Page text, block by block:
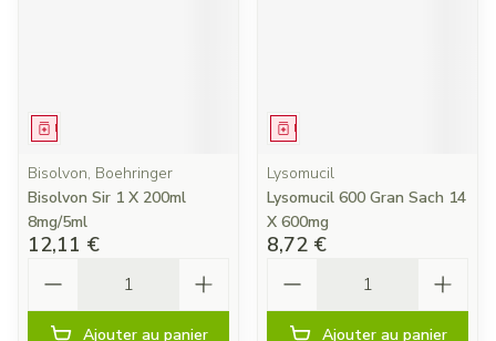
Médicament
Bisolvon, Boehringer
Bisolvon Sir 1 X 200ml
8mg/5ml
12,11 €
Ajouter au panier
Médicament
Lysomucil
Lysomucil 600 Gran Sach 14
X 600mg
8,72 €
Ajouter au panier